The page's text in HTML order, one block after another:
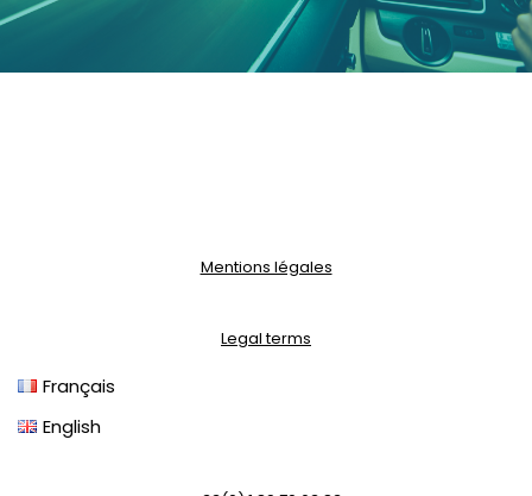
Mentions légales
Legal terms
Français
English